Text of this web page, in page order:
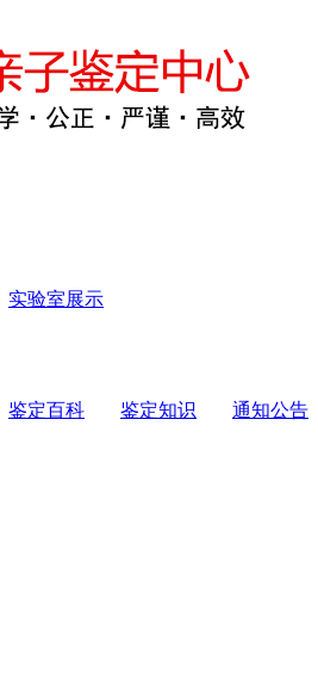
实验室展示
鉴定百科 鉴定知识 通知公告